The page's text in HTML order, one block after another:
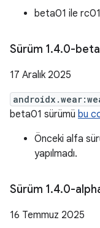
beta01 ile rc01
Sürüm 1.4.0-
17 Aralık 2025
beta01 sürümü bu
Önceki alfa
yapılmadı.
Sürüm 1.4.0-
16 Temmuz 2025